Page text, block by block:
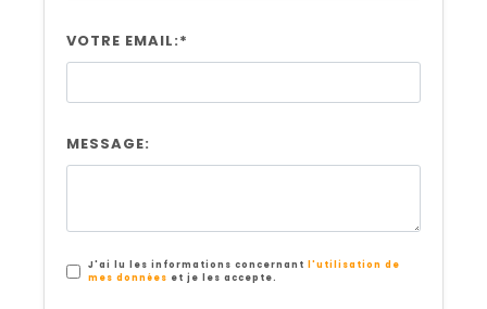
VOTRE EMAIL:*
MESSAGE:
J'ai lu les informations concernant
l'utilisation de
mes données et je les accepte.